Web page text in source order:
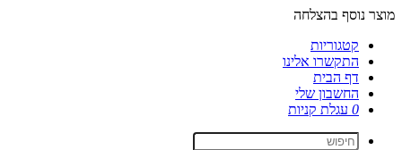
מוצר נוסף בהצלחה
קטגוריות
התקשרו אלינו
דף הבית
החשבון שלי
0 עגלת קניות